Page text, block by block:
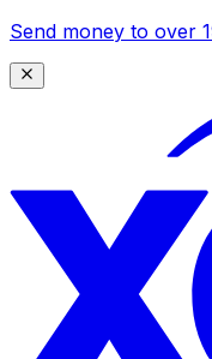
Send money to over